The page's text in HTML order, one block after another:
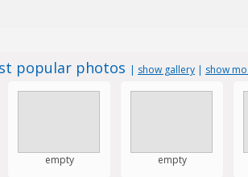
popular photos | show gallery | show
empty empty